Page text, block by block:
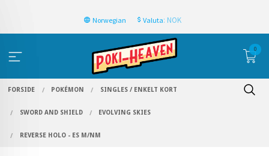
Norwegian Valuta: NOK
0
FORSIDE POKÉMON SINGLES / ENKELT KORT
SWORD AND SHIELD EVOLVING SKIES
REVERSE HOLO - ES M/NM